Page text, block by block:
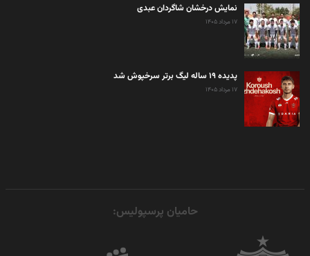
نمایش درخشان شاگردان عبدی
۱۷ مرداد ۱۴۰۵
پدیده ۱۹ ساله لیگ برتر سرخپوش شد
۱۷ مرداد ۱۴۰۵
حامیان پرسپولیس: